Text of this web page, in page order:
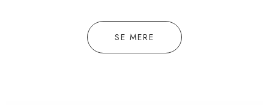
SE MERE